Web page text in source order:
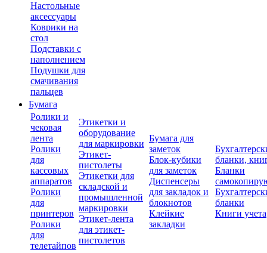
Настольные
аксессуары
Коврики на
стол
Подставки с
наполнением
Подушки для
смачивания
пальцев
Бумага
Ролики и
чековая
лента
Ролики
для
кассовых
аппаратов
Ролики
для
принтеров
Ролики
для
телетайпов
Этикетки и
оборудование
для маркировки
Этикет-
пистолеты
Этикетки для
складской и
промышленной
маркировки
Этикет-лента
для этикет-
пистолетов
Бумага для
заметок
Блок-кубики
для заметок
Диспенсеры
для закладок и
блокнотов
Клейкие
закладки
бланки,
Бланки
бланки
Книги учета